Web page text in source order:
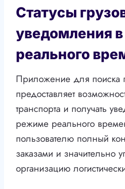
Статусы
уведомления
реального
Приложение для поиска
предоставляет
транспорта и получать
режиме реального
пользователю полный
заказами и значительно
организацию